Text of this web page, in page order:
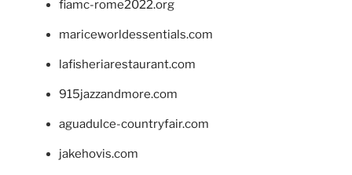
fiamc-rome2022.org
mariceworldessentials.com
lafisheriarestaurant.com
915jazzandmore.com
aguadulce-countryfair.com
jakehovis.com